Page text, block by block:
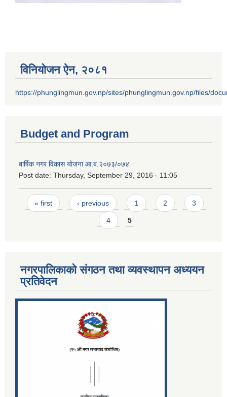
विनियोजन ऐन‚ २०८१
https://phunglingmun.gov.np/sites/phunglingmun.gov.np/files/
Budget and Program
बार्षिक नगर विकास योजना आ.ब.२०७३/०७४
Post date: Thursday, September 29, 2016 - 11:05
Pages
« first ‹ previous 1 2 3
4 5
नगरपालिकाको संगठन तथा व्यवस्थापन अध्ययन
प्रतिवेदन